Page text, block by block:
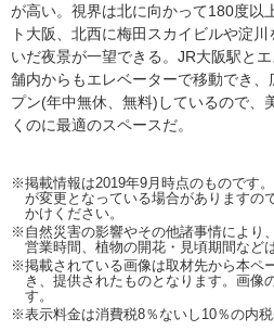
が高い。視界は北に向かって180度以
ト大阪、北西に梅田スカイビルや淀
いだ夜景が一望できる。JR大阪駅と
舗内からもエレベーターで移動でき
プン(年中無休、無料)しているので、
くのに最適のスペースだ。
※掲載情報は2019年9月時点のものです
が変更となっている場合がありますの
かけください。
※自然災害の影響やその他諸事情により
営業時間、植物の開花・見頃期間など
※掲載されている画像は取材先から本ペ
き、提供されたものとなります。画像
す。
※表示料金は消費税8％ないし10％の内税